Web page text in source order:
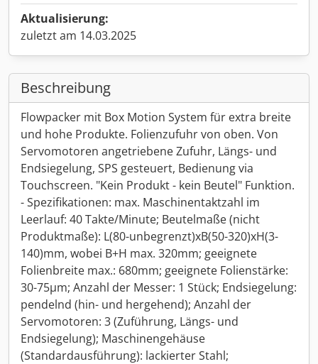
Aktualisierung:
zuletzt am 14.03.2025
Beschreibung
Flowpacker mit Box Motion System für extra breite
und hohe Produkte. Folienzufuhr von oben. Von
Servomotoren angetriebene Zufuhr, Längs- und
Endsiegelung, SPS gesteuert, Bedienung via
Touchscreen. "Kein Produkt - kein Beutel" Funktion.
- Spezifikationen: max. Maschinentaktzahl im
Leerlauf: 40 Takte/Minute; Beutelmaße (nicht
Produktmaße): L(80-unbegrenzt)xB(50-320)xH(3-
140)mm, wobei B+H max. 320mm; geeignete
Folienbreite max.: 680mm; geeignete Folienstärke:
30-75µm; Anzahl der Messer: 1 Stück; Endsiegelung:
pendelnd (hin- und hergehend); Anzahl der
Servomotoren: 3 (Zuführung, Längs- und
Endsiegelung); Maschinengehäuse
(Standardausführung): lackierter Stahl;